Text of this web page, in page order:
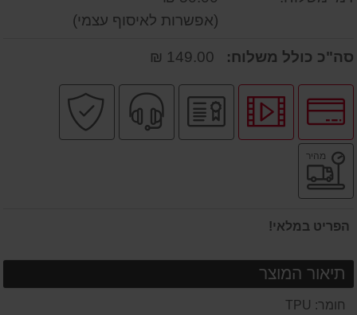
(אפשרות לאיסוף עצמי)
סה"כ כולל משלוח:
לחץ
לאפשרויות
תשלומים
לחץ
לצפיה
בסרטון
יבואן
רשמי
שירות
מקצועי
מהיר
הפריט במלאי!
תיאור המוצר
חומר: TPU